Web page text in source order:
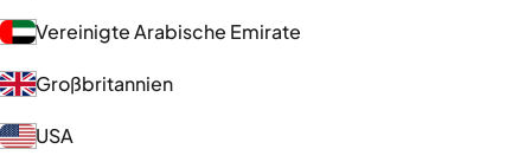
Vereinigte Arabische Emirate
Großbritannien
USA